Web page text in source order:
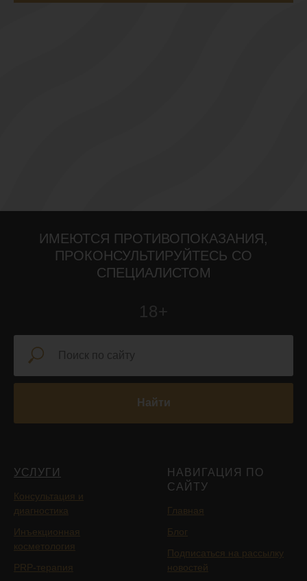
ИМЕЮТСЯ ПРОТИВОПОКАЗАНИЯ,
ПРОКОНСУЛЬТИРУЙТЕСЬ СО
СПЕЦИАЛИСТОМ
18+
Найти
УСЛУГИ
Консультация и
диагностика
Инъекционная
косметология
PRP-терапия
НАВИГАЦИЯ ПО
САЙТУ
Главная
Блог
Подписаться на рассылку
новостей